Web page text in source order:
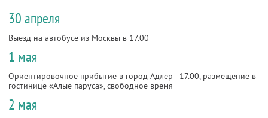
30 апреля
Выезд на автобусе из Москвы в 17.00
1 мая
Ориентировочное прибытие в город Адлер - 17.00, размещение в
гостинице «Алые паруса», свободное время
2 мая